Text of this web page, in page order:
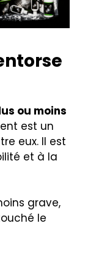
ou moins
est un
eux. Il est
et à la
grave,
le